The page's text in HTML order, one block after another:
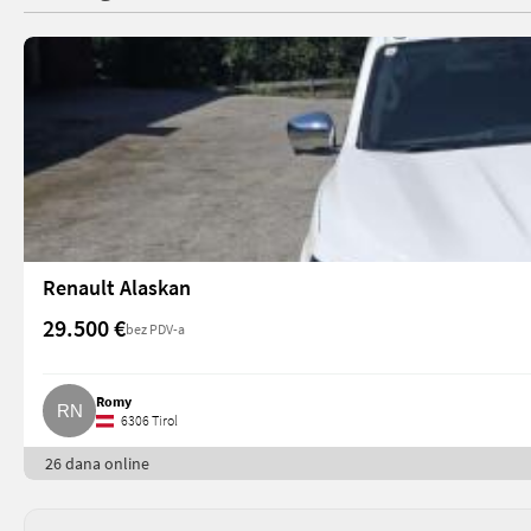
Renault Alaskan
29.500 €bez PDV-a
Romy
6306 Tirol
26 dana online